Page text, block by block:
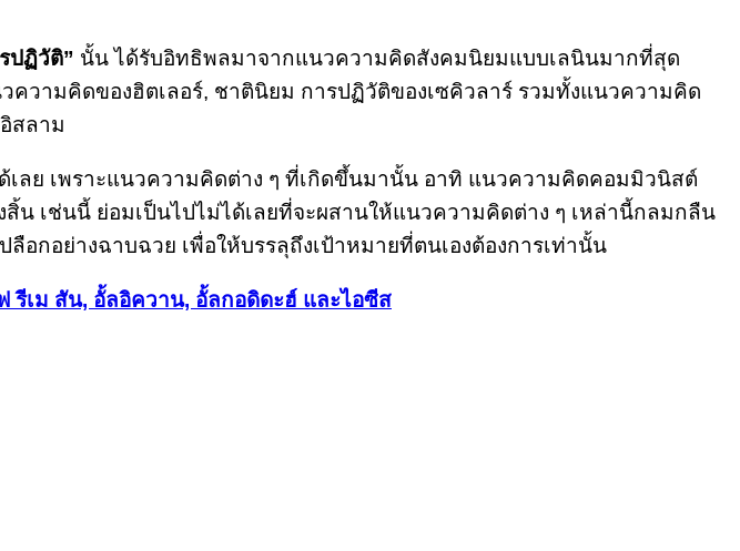
ปฏิวัติ” นั้น ได้รับอิทธิพลมาจากแนวความคิดสังคมนิยมแบบเลนินมากที่สุด
วามคิดของฮิตเลอร์, ชาตินิยม การปฏิวัติของเซคิวลาร์ รวมทั้งแนวความคิด
สลาม
ลย เพราะแนวความคิดต่าง ๆ ที่เกิดขึ้นมานั้น อาทิ แนวความคิดคอมมิวนิสต์
เช่นนี้ ย่อมเป็นไปไม่ได้เลยที่จะผสานให้แนวความคิดต่าง ๆ เหล่านี้กลมกลืน
อกอย่างฉาบฉวย เพื่อให้บรรลุถึงเป้าหมายที่ตนเองต้องการเท่านั้น
รีเม สัน,​ อั้ลอิควาน, อั้ลกอดิดะฮ์ และไอซีส